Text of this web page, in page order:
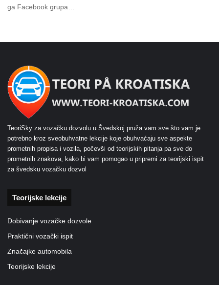
ga Facebook grupa…
TeoriSky za vozačku dozvolu u Švedskoj pruža vam sve što vam je
potrebno kroz sveobuhvatne lekcije koje obuhvaćaju sve aspekte
prometnih propisa i vozila, počevši od teorijskih pitanja pa sve do
prometnih znakova, kako bi vam pomogao u pripremi za teorijski ispit
za švedsku vozačku dozvol
Teorijske lekcije
Dobivanje vozačke dozvole
Praktični vozački ispit
Značajke automobila
Teorijske lekcije